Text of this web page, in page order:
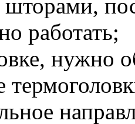
работать;
нужно